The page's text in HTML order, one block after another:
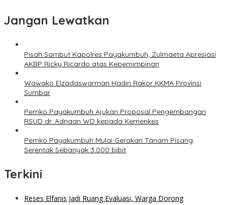
Jangan Lewatkan
Pisah Sambut Kapolres Payakumbuh, Zulmaeta Apresiasi
AKBP Ricky Ricardo atas Kepemimpinan
Wawako Elzadaswarman Hadiri Rakor KKMA Provinsi
Sumbar
Pemko Payakumbuh Ajukan Proposal Pengembangan
RSUD dr. Adnaan WD kepada Kemenkes
Pemko Payakumbuh Mulai Gerakan Tanam Pisang
Serentak Sebanyak 3.000 bibit
Terkini
Reses Elfanis Jadi Ruang Evaluasi, Warga Dorong